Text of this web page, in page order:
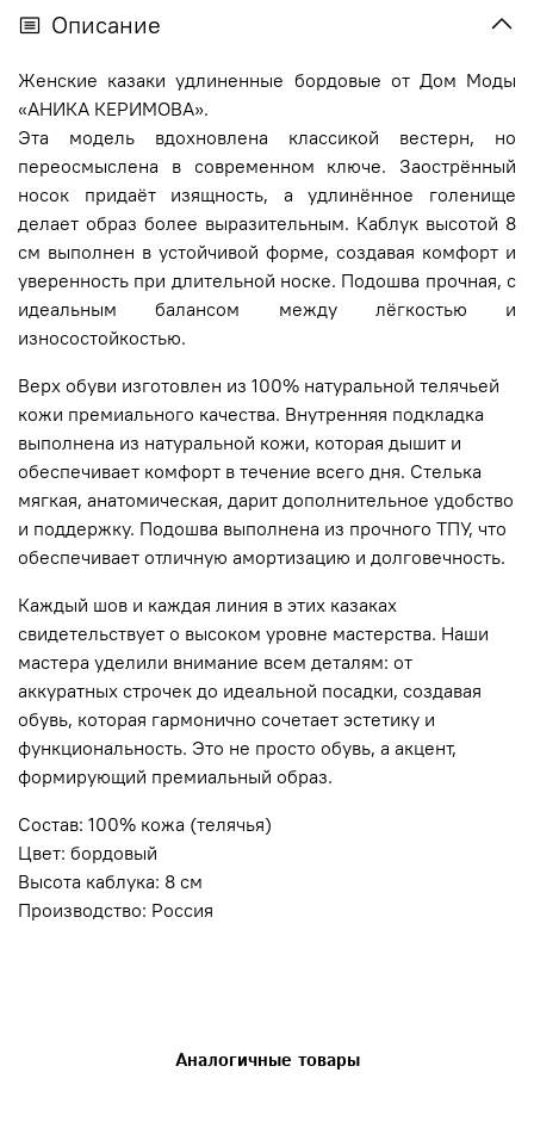
Описание
Женские казаки удлиненные бордовые от Дом Моды
«АНИКА КЕРИМОВА».
Эта модель вдохновлена классикой вестерн, но
переосмыслена в современном ключе. Заострённый
носок придаёт изящность, а удлинённое голенище
делает образ более выразительным. Каблук высотой 8
см выполнен в устойчивой форме, создавая комфорт и
уверенность при длительной носке. Подошва прочная, с
идеальным балансом между лёгкостью и
износостойкостью.
Верх обуви изготовлен из 100% натуральной телячьей
кожи премиального качества. Внутренняя подкладка
выполнена из натуральной кожи, которая дышит и
обеспечивает комфорт в течение всего дня. Стелька
мягкая, анатомическая, дарит дополнительное удобство
и поддержку. Подошва выполнена из прочного ТПУ, что
обеспечивает отличную амортизацию и долговечность.
Каждый шов и каждая линия в этих казаках
свидетельствует о высоком уровне мастерства. Наши
мастера уделили внимание всем деталям: от
аккуратных строчек до идеальной посадки, создавая
обувь, которая гармонично сочетает эстетику и
функциональность. Это не просто обувь, а акцент,
формирующий премиальный образ.
Состав: 100% кожа (телячья)
Цвет: бордовый
Высота каблука: 8 см
Производство: Россия
Аналогичные товары